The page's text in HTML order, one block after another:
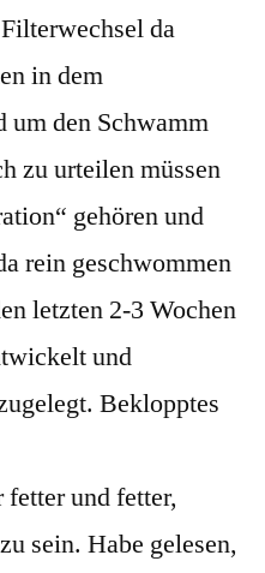
da
in dem
um den Schwamm
zu urteilen müssen
gehören und
rein geschwommen
letzten 2-3 Wochen
und
Beklopptes
und fetter,
sein. Habe gelesen,